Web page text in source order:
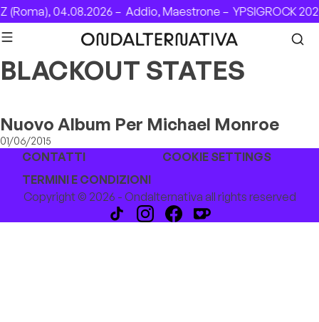
Skip to content
(Roma), 04.08.2026 – Addio, Maestrone – YPSIGROCK
BLACKOUT STATES
Nuovo Album Per Michael Monroe
01/06/2015
CONTATTI
COOKIE SETTINGS
TERMINI E CONDIZIONI
Copyright © 2026 - Ondalternativa all rights reserved